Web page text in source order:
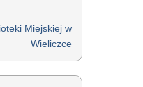
Miejskiej w
Wieliczce